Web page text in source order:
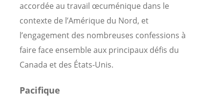
accordée au travail œcuménique dans le
contexte de l’Amérique du Nord, et
l’engagement des nombreuses confessions à
faire face ensemble aux principaux défis du
Canada et des États-Unis.
Pacifique